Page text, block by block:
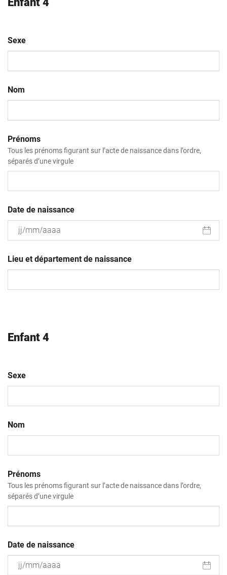
Sexe
Nom
Prénoms
Tous les prénoms figurant sur l’acte de naissance dans l’ordre,
séparés d’une virgule
Date de naissance
slash
MM
Lieu et département de naissance
Enfant 4
Sexe
Nom
Prénoms
Tous les prénoms figurant sur l’acte de naissance dans l’ordre,
séparés d’une virgule
Date de naissance